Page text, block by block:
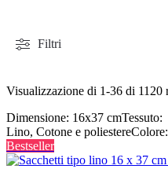
Filtri
Visualizzazione di 1-36 di 1120
Dimensione: 16x37 cmTessuto:
Lino, Cotone e poliestereColore:
Bestseller